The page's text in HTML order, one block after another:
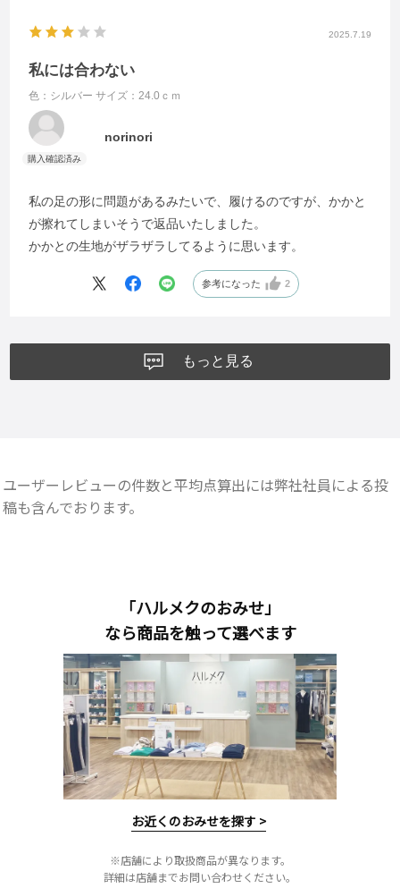
す。
2025.7.19
私には合わない
色：シルバー サイズ：24.0ｃｍ
norinori
私の足の形に問題があるみたいで、履けるのですが、かかと
が擦れてしまいそうで返品いたしました。
かかとの生地がザラザラしてるように思います。
参考になった 2
もっと見る
ユーザーレビューの件数と平均点算出には弊社社員による投
稿も含んでおります。
「ハルメクのおみせ」
なら商品を触って選べます
お近くのおみせを探す >
※店舗により取扱商品が異なります。
詳細は店舗までお問い合わせください。